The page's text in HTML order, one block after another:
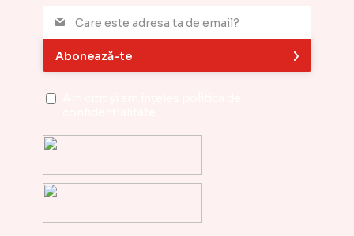
Abonează-te